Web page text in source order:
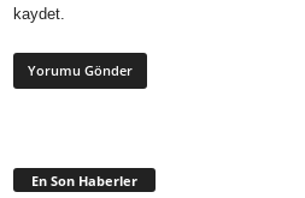
kaydet.
En Son Haberler